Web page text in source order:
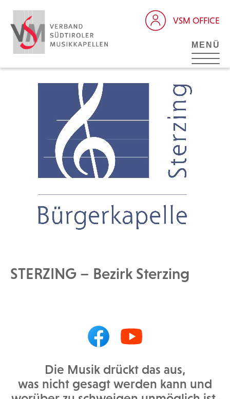
VSM OFFICE
MENÜ
STERZING – Bezirk Sterzing
Die Musik drückt das aus,
was nicht gesagt werden kann und